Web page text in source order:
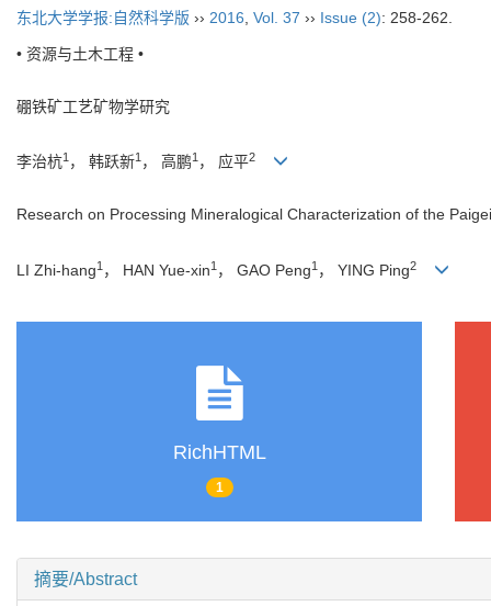
东北大学学报:自然科学版 ›› 2016 Vol. 37 ›› Issue (2): 258-262.
• 资源与土木工程 •
硼铁矿工艺矿物学研究
李治杭1 ， 韩跃新1 ， 高鹏1 ， 应平2
Research on Processing Mineralogical Characterization of the
LI Zhi-hang1 ， HAN Yue-xin1 ， GAO Peng1 ， YING Ping2
RichHTML
1
摘要/Abstract